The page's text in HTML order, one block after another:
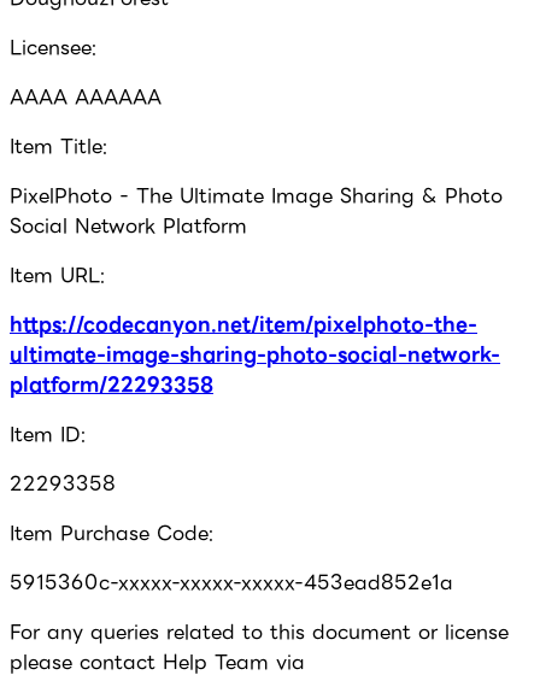
Licensee:
AAAA AAAAAA
Item Title:
PixelPhoto - The Ultimate Image Sharing & Photo
Social Network Platform
Item URL:
https://codecanyon.net/item/pixelphoto-the-
ultimate-image-sharing-photo-social-network-
platform/22293358
Item ID:
22293358
Item Purchase Code:
5915360c-xxxxx-xxxxx-xxxxx-453ead852e1a
For any queries related to this document or license
please contact Help Team via